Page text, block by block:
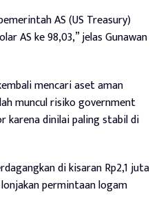
AS (US Treasury)
AS ke 98,03,” jelas Gunawan
mencari aset aman
muncul risiko government
karena dinilai paling stabil di
di kisaran Rp2,1 juta
permintaan logam